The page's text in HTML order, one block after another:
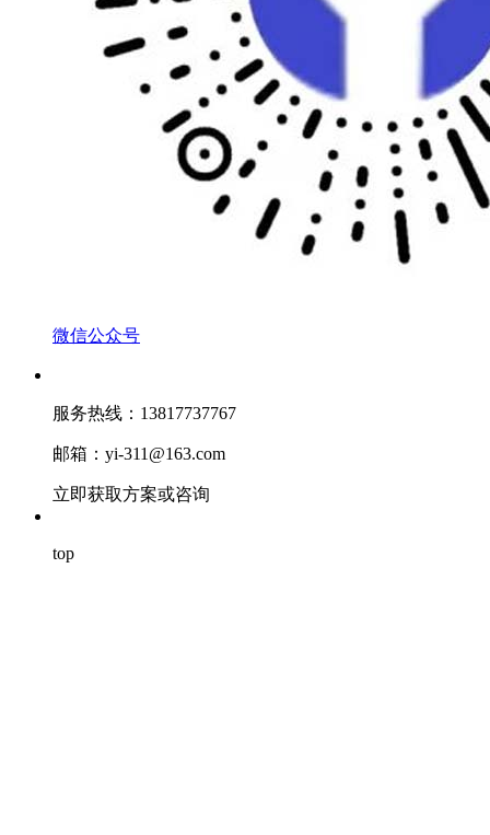
微信公众号
服务热线：13817737767
邮箱：yi-311@163.com
立即获取方案或咨询
top